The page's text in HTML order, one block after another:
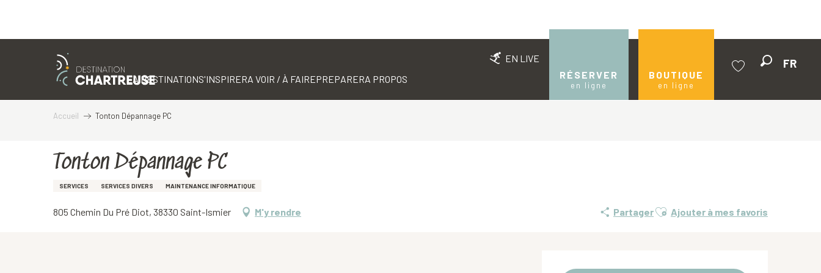
EN LIVE
RÉSERVER
en ligne
BOUTIQUE
en ligne
FR
LA DESTINATIONS'INSPIRERA VOIR / À FAIREPREPARERA PROPOS
Accueil Tonton Dépannage PC
Tonton Dépannage PC
SERVICES SERVICES DIVERS MAINTENANCE INFORMATIQUE
805 Chemin Du Pré Diot, 38330 Saint-Ismier M'y rendre PartagerAjouter aux favoris
Ajouter à mes favoris